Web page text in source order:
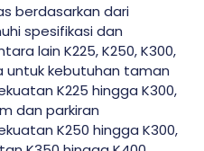
berdasarkan dari
spesifikasi dan
lain K225, K250, K300,
untuk kebutuhan taman
K225 hingga K300,
dan parkiran
K250 hingga K300,